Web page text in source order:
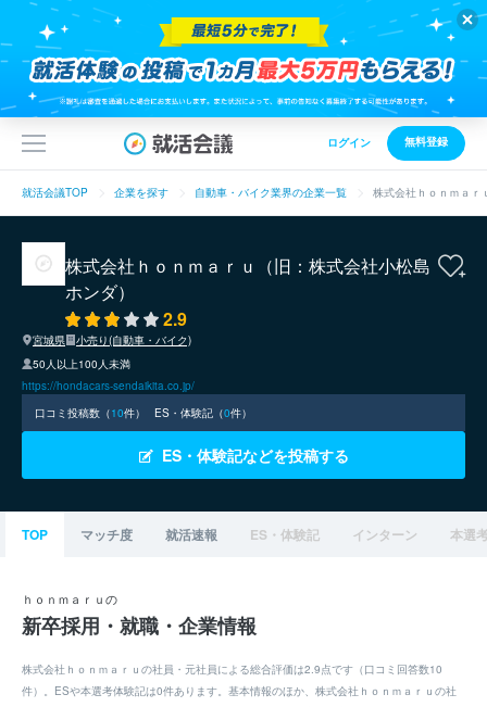
ログイン 無料登録
就活会議TOP 企業を探す 自動車・バイク業界の企業一覧 株式会社ｈｏｎｍａｒ
株式会社ｈｏｎｍａｒｕ（旧：株式会社小松島
ホンダ）
2.9
宮城県
小売り(自動車・バイク)
50人以上100人未満
https://hondacars-sendaikita.co.jp/
口コミ投稿数（10件） ES・体験記（0件）
ES・体験記などを投稿する
TOP マッチ度 就活速報 ES・体験記 インターン 本選
ｈｏｎｍａｒｕの
新卒採用・就職・企業情報
株式会社ｈｏｎｍａｒｕの社員・元社員による総合評価は2.9点です（口コミ回答数10
件）。ESや本選考体験記は0件あります。基本情報のほか、株式会社ｈｏｎｍａｒｕの社